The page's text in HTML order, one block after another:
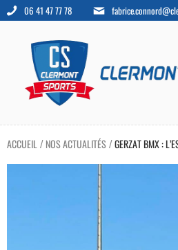
06 41 47 77 78
ACCUEIL / NOS ACTUALITÉS/GERZAT BMX :